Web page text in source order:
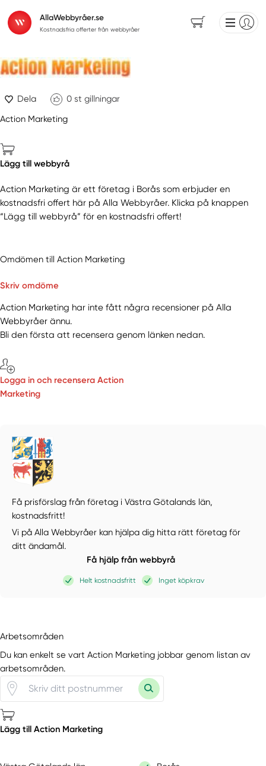
AllaWebbyråer.se
Kostnadsfria offerter från webbyråer
Dela 0 st gillningar
Action Marketing
Lägg till webbyrå
Action Marketing är ett företag i Borås som erbjuder en
kostnadsfri offert här på Alla Webbyråer. Klicka på knappen
“Lägg till webbyrå” för en kostnadsfri offert!
Omdömen till Action Marketing
Skriv omdöme
Action Marketing har inte fått några recensioner på Alla
Webbyråer ännu.
Bli den första att recensera genom länken nedan.
Logga in och recensera Action
Marketing
Få prisförslag från företag i Västra Götalands län,
kostnadsfritt!
Vi på Alla Webbyråer kan hjälpa dig hitta rätt företag för
ditt ändamål.
Få hjälp från webbyrå
Helt kostnadsfritt Inget köpkrav
Arbetsområden
Du kan enkelt se vart Action Marketing jobbar genom listan av
arbetsområden.
Lägg till Action Marketing